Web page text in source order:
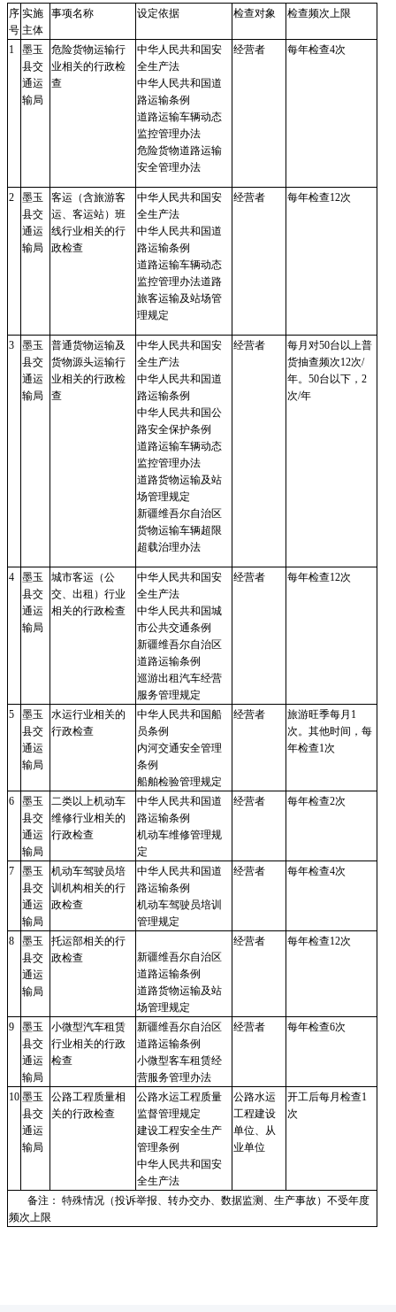
序
号
实施
主体
事项名称 设定依据 检查对象 检查频次上限
1
墨玉
县交
通运
输局
危险货物运输行
业相关的行政检
查
中华人民共和国安
全生产法
中华人民共和国道
路运输条例
道路运输车辆动态
监控管理办法
危险货物道路运输
安全管理办法
经营者 每年检查4次
2
墨玉
县交
通运
输局
客运（含旅游客
运、客运站）班
线行业相关的行
政检查
中华人民共和国安
全生产法
中华人民共和国道
路运输条例
道路运输车辆动态
监控管理办法道路
旅客运输及站场管
理规定
经营者 每年检查12次
3
墨玉
县交
通运
输局
普通货物运输及
货物源头运输行
业相关的行政检
查
中华人民共和国安
全生产法
中华人民共和国道
路运输条例
中华人民共和国公
路安全保护条例
道路运输车辆动态
监控管理办法
道路货物运输及站
场管理规定
新疆维吾尔自治区
货物运输车辆超限
超载治理办法
经营者 每月对50台以上普
货抽查频次12次/
年。50台以下，2
次/年
4
墨玉
县交
通运
输局
城市客运（公
交、出租）行业
相关的行政检查
中华人民共和国安
全生产法
中华人民共和国城
市公共交通条例
新疆维吾尔自治区
道路运输条例
巡游出租汽车经营
服务管理规定
经营者 每年检查12次
5
墨玉
县交
通运
输局
水运行业相关的
行政检查
中华人民共和国船
员条例
内河交通安全管理
条例
船舶检验管理规定
经营者 旅游旺季每月 1
次。其他时间，每
年检查1次
6
墨玉
县交
通运
输局
二类以上机动车
维修行业相关的
行政检查
中华人民共和国道
路运输条例
机动车维修管理规
定
经营者 每年检查2次
7
墨玉
县交
通运
输局
机动车驾驶员培
训机构相关的行
政检查
中华人民共和国道
路运输条例
机动车驾驶员培训
管理规定
经营者 每年检查4次
8
墨玉
县交
通运
输局
托运部相关的行
政检查
新疆维吾尔自治区
道路运输条例
道路货物运输及站
场管理规定
经营者 每年检查12次
9
墨玉
县交
通运
输局
小微型汽车租赁
行业相关的行政
检查
新疆维吾尔自治区
道路运输条例
小微型客车租赁经
营服务管理办法
经营者 每年检查6次
10 墨玉
县交
通运
输局
公路工程质量相
关的行政检查
公路水运工程质量
监督管理规定
建设工程安全生产
管理条例
中华人民共和国安
全生产法
公路水运
工程建设
单位、从
业单位
开工后每月检查1
次
备注： 特殊情况（投诉举报、转办交办、数据监测、生产事故）不受年度
频次上限